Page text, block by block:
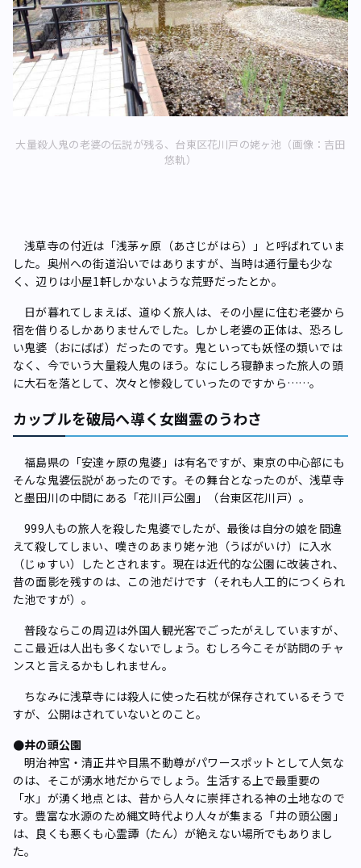
大量殺人鬼の老婆の伝説が残る、台東区花川戸の姥ヶ池（画像：吉田
悠軌）
浅草寺の付近は「浅茅ヶ原（あさじがはら）」と呼ばれていま
した。奥州への街道沿いではありますが、当時は通行量も少な
く、辺りは小屋1軒しかないような荒野だったとか。
日が暮れてしまえば、道ゆく旅人は、その小屋に住む老婆から
宿を借りるしかありませんでした。しかし老婆の正体は、恐ろし
い鬼婆（おにばば）だったのです。鬼といっても妖怪の類いでは
なく、今でいう大量殺人鬼のほう。なにしろ寝静まった旅人の頭
に大石を落として、次々と惨殺していったのですから……。
カップルを破局へ導く女幽霊のうわさ
福島県の「安達ヶ原の鬼婆」は有名ですが、東京の中心部にも
そんな鬼婆伝説があったのです。その舞台となったのが、浅草寺
と墨田川の中間にある「花川戸公園」（台東区花川戸）。
999人もの旅人を殺した鬼婆でしたが、最後は自分の娘を間違
えて殺してしまい、嘆きのあまり姥ヶ池（うばがいけ）に入水
（じゅすい）したとされます。現在は近代的な公園に改装され、
昔の面影を残すのは、この池だけです（それも人工的につくられ
た池ですが）。
普段ならこの周辺は外国人観光客でごったがえしていますが、
ここ最近は人出も多くないでしょう。むしろ今こそが訪問のチャ
ンスと言えるかもしれません。
ちなみに浅草寺には殺人に使った石枕が保存されているそうで
すが、公開はされていないとのこと。
●井の頭公園
明治神宮・清正井や目黒不動尊がパワースポットとして人気な
のは、そこが湧水地だからでしょう。生活する上で最重要の
「水」が湧く地点とは、昔から人々に崇拝される神の土地なので
す。豊富な水源のため縄文時代より人々が集まる「井の頭公園」
は、良くも悪くも心霊譚（たん）が絶えない場所でもありまし
た。